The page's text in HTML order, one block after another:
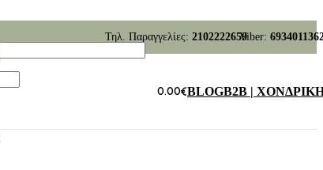
Τηλ. Παραγγελίες: 2102222659Viber:
0.00€BLOGB2B |